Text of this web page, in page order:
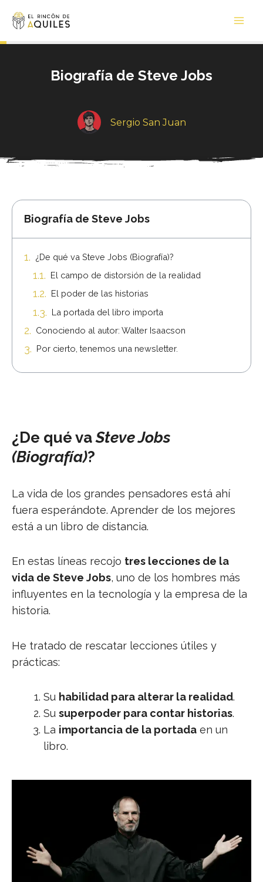
Biografía de Steve Jobs
Sergio San Juan
Biografía de Steve Jobs
¿De qué va Steve Jobs (Biografía)?
El campo de distorsión de la realidad
El poder de las historias
La portada del libro importa
Conociendo al autor: Walter Isaacson
Por cierto, tenemos una newsletter.
¿De qué vaSteve Jobs
(Biografía)?
La vida de los grandes pensadores está ahí
fuera esperándote. Aprender de los mejores
está a un libro de distancia.
En estas líneas recojo tres lecciones de la
vida de Steve Jobs, uno de los hombres más
influyentes en la tecnología y la empresa de la
historia.
He tratado de rescatar lecciones útiles y
prácticas:
Su habilidad para alterar la realidad.
Su superpoder para contar historias.
La importancia de la portada en un
libro.